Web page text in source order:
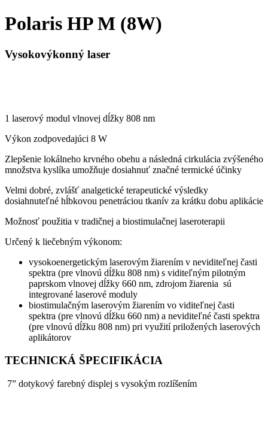
Polaris HP M (8W)
Vysokovýkonný laser
1 laserový modul vlnovej dĺžky 808 nm
Výkon zodpovedajúci 8 W
Zlepšenie lokálneho krvného obehu a následná cirkulácia zvýšeného
množstva kyslíka umožňuje dosiahnuť značné termické účinky
Velmi dobré, zvlášť analgetické terapeutické výsledky
dosiahnuteľné hĺbkovou penetráciou tkanív za krátku dobu aplikácie
Možnosť použitia v tradičnej a biostimulačnej laseroterapii
Určený k liečebným výkonom:
vysokoenergetickým laserovým žiarením v neviditeľnej časti
spektra (pre vlnovú dĺžku 808 nm) s viditeľným pilotným
paprskom vlnovej dĺžky 660 nm, zdrojom žiarenia sú
integrované laserové moduly
biostimulačným laserovým žiarením vo viditeľnej časti
spektra (pre vlnovú dĺžku 660 nm) a neviditeľné časti spektra
(pre vlnovú dĺžku 808 nm) pri využití priložených laserových
aplikátorov
TECHNICKÁ ŠPECIFIKÁCIA
7” dotykový farebný displej s vysokým rozlíšením